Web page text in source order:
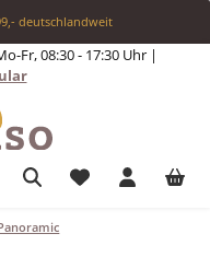
deutschlandweit
Fr, 08:30 - 17:30 Uhr |
Du hast 0